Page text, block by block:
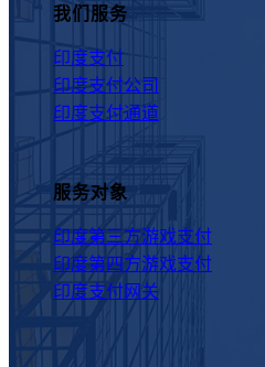
我们服务
印度支付
印度支付公司
印度支付通道
服务对象
印度第三方游戏支付
印度第四方游戏支付
印度支付网关